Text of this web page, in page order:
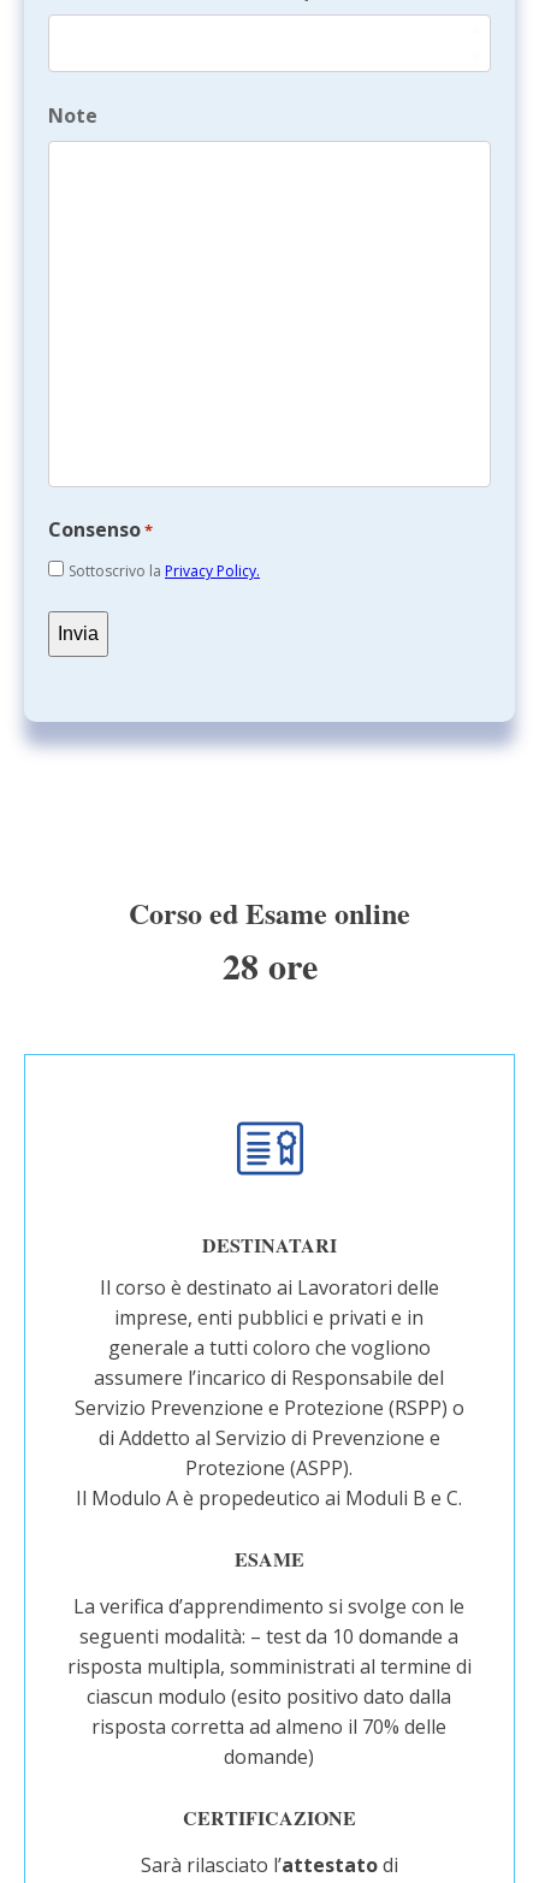
Note
Consenso*
Sottoscrivo la Privacy Policy.
Corso ed Esame online
28 ore
DESTINATARI
Il corso è destinato ai Lavoratori delle
imprese, enti pubblici e privati e in
generale a tutti coloro che vogliono
assumere l’incarico di Responsabile del
Servizio Prevenzione e Protezione (RSPP) o
di Addetto al Servizio di Prevenzione e
Protezione (ASPP).
Il Modulo A è propedeutico ai Moduli B e C.
ESAME
La verifica d’apprendimento si svolge con le
seguenti modalità: – test da 10 domande a
risposta multipla, somministrati al termine di
ciascun modulo (esito positivo dato dalla
risposta corretta ad almeno il 70% delle
domande)
CERTIFICAZIONE
Sarà rilasciato l’attestatodi